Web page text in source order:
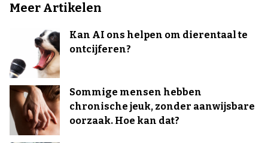
Meer Artikelen
Kan AI ons helpen om dierentaal te
ontcijferen?
Sommige mensen hebben
chronische jeuk, zonder aanwijsbare
oorzaak. Hoe kan dat?